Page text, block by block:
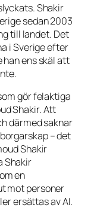
Shakir
sedan 2003
till landet. Det
i Sverige efter
han ens skäl att
gör felaktiga
Shakir. Att
därmed saknar
– det
Shakir
Shakir
en
mot personer
ersättas av AI.